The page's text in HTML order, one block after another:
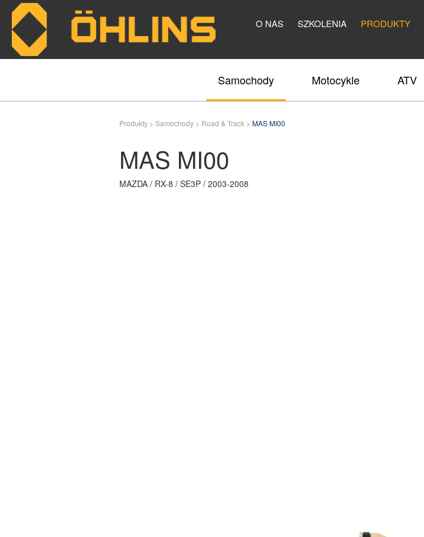
O NAS SZKOLENIA PRODUKTY
Samochody Motocykle ATV
Produkty > Samochody > Road & Track > MAS MI00
MAS MI00
MAZDA / RX-8 / SE3P / 2003-2008